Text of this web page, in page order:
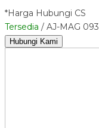
*Harga Hubungi CS
Tersedia / AJ-MAG 093
Hubungi Kami